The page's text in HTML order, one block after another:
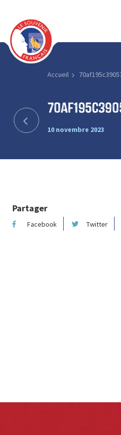
Accueil
10 novembre 2023
Partager
Facebook Twitter